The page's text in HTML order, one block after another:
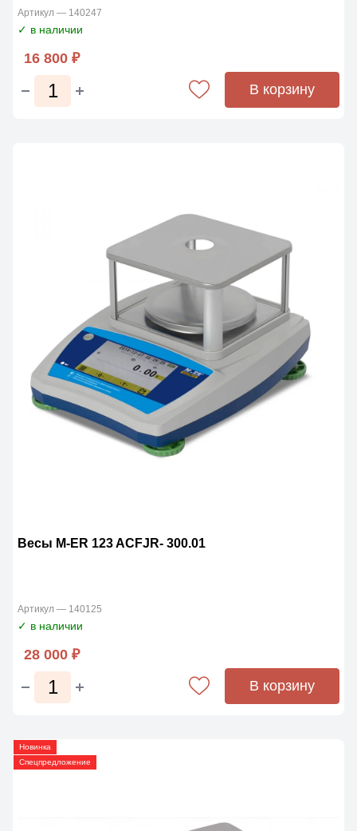
Артикул — 140247
✓ в наличии
16 800 ₽
В корзину
Весы M-ER 123 ACFJR- 300.01
Артикул — 140125
✓ в наличии
28 000 ₽
В корзину
Новинка
Спецпредложение